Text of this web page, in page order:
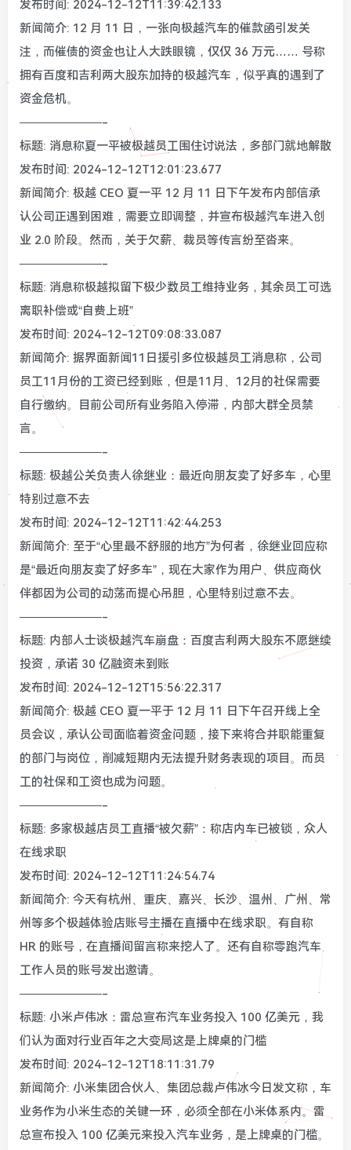
发布时间: 2024-12-12T11:39:42.133
新闻简介: 12 月 11 日，一张向极越汽车的催款函引发关
注，而催债的资金也让人大跌眼镜，仅仅 36 万元…… 号称
拥有百度和吉利两大股东加持的极越汽车，似乎真的遇到了
资金危机。
———————-
标题: 消息称夏一平被极越员工围住讨说法，多部门就地解散
发布时间: 2024-12-12T12:01:23.677
新闻简介: 极越 CEO 夏一平 12 月 11 日下午发布内部信承
认公司正遇到困难，需要立即调整，并宣布极越汽车进入创
业 2.0 阶段。然而，关于欠薪、裁员等传言纷至沓来。
———————-
标题: 消息称极越拟留下极少数员工维持业务，其余员工可选
离职补偿或“自费上班”
发布时间: 2024-12-12T09:08:33.087
新闻简介: 据界面新闻11日援引多位极越员工消息称，公司
员工11月份的工资已经到账，但是11月、12月的社保需要
自行缴纳。目前公司所有业务陷入停滞，内部大群全员禁
言。
———————-
标题: 极越公关负责人徐继业：最近向朋友卖了好多车，心里
特别过意不去
发布时间: 2024-12-12T11:42:44.253
新闻简介: 至于“心里最不舒服的地方”为何者，徐继业回应称
是“最近向朋友卖了好多车”，现在大家作为用户、供应商伙
伴都因为公司的动荡而提心吊胆，心里特别过意不去。
———————-
标题: 内部人士谈极越汽车崩盘：百度吉利两大股东不愿继续
投资，承诺 30 亿融资未到账
发布时间: 2024-12-12T15:56:22.317
新闻简介: 极越 CEO 夏一平于 12 月 11 日下午召开线上全
员会议，承认公司面临着资金问题，接下来将合并职能重复
的部门与岗位，削减短期内无法提升财务表现的项目。而员
工的社保和工资也成为问题。
———————-
标题: 多家极越店员工直播“被欠薪”：称店内车已被锁，众人
在线求职
发布时间: 2024-12-12T11:24:54.74
新闻简介: 今天有杭州、重庆、嘉兴、长沙、温州、广州、常
州等多个极越体验店账号主播在直播中在线求职。有自称
HR 的账号，在直播间留言称来挖人了。还有自称零跑汽车
工作人员的账号发出邀请。
———————-
标题: 小米卢伟冰：雷总宣布汽车业务投入 100 亿美元，我
们认为面对行业百年之大变局这是上牌桌的门槛
发布时间: 2024-12-12T18:11:31.79
新闻简介: 小米集团合伙人、集团总裁卢伟冰今日发文称，车
业务作为小米生态的关键一环，必须全部在小米体系内。雷
总宣布投入 100 亿美元来投入汽车业务，是上牌桌的门槛。